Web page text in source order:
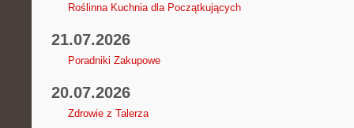
Roślinna Kuchnia dla Początkujących
21.07.2026
Poradniki Zakupowe
20.07.2026
Zdrowie z Talerza